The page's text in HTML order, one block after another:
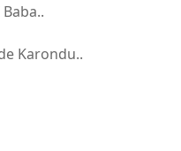
Karondu..